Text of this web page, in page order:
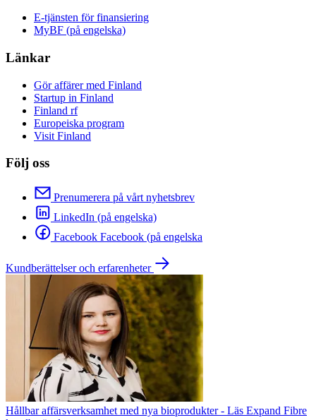
E-tjänsten för finansiering
MyBF (på engelska)
Länkar
Gör affärer med Finland
Startup in Finland
Finland rf
Europeiska program
Visit Finland
Följ oss
Prenumerera på vårt nyhetsbrev
LinkedIn (på engelska)
Facebook Facebook (på engelska
Kundberättelser och erfarenheter
Hållbar affärsverksamhet med nya bioprodukter - Läs Expand Fibre